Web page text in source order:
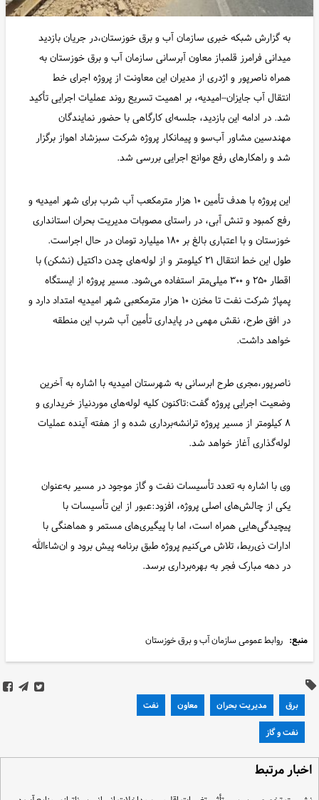
به گزارش شبکه خبری سازمان آب و برق خوزستان،در جریان بازدید
میدانی فرامرز قلمباز معاون آبرسانی سازمان آب و برق خوزستان به
همراه ناصرپور و اژدری از مدیران این معاونت از پروژه اجرای خط
انتقال آب جایزان–امیدیه، بر اهمیت تسریع روند عملیات اجرایی تأکید
شد. در ادامه این بازدید، جلسه‌ای کارگاهی با حضور نمایندگان
مهندسین مشاور آب‌سو و پیمانکار پروژه شرکت سبزشاد اهواز برگزار
شد و راهکارهای رفع موانع اجرایی بررسی شد.
این پروژه با هدف تأمین ۱۰ هزار مترمکعب آب شرب برای شهر امیدیه و
رفع کمبود و تنش آبی، در راستای مصوبات مدیریت بحران استانداری
خوزستان و با اعتباری بالغ بر ۱۸۰ میلیارد تومان در حال اجراست.
طول این خط انتقال ۲۱ کیلومتر و از لوله‌های چدن داکتیل (نشکن) با
اقطار ۲۵۰ و ۳۰۰ میلی‌متر استفاده می‌شود. مسیر پروژه از ایستگاه
پمپاژ شرکت نفت تا مخزن ۱۰ هزار مترمکعبی شهر امیدیه امتداد دارد و
در افق طرح، نقش مهمی در پایداری تأمین آب شرب این منطقه
خواهد داشت.
ناصرپور،مجری طرح ابرسانی به شهرستان امیدیه با اشاره به آخرین
وضعیت اجرایی پروژه گفت:تاکنون کلیه لوله‌های موردنیاز خریداری و
۸ کیلومتر از مسیر پروژه ترانشه‌برداری شده و از هفته آینده عملیات
لوله‌گذاری آغاز خواهد شد.
وی با اشاره به تعدد تأسیسات نفت و گاز موجود در مسیر به‌عنوان
یکی از چالش‌های اصلی پروژه، افزود:عبور از این تأسیسات با
پیچیدگی‌هایی همراه است، اما با پیگیری‌های مستمر و هماهنگی با
ادارات ذی‌ربط، تلاش می‌کنیم پروژه طبق برنامه پیش برود و ان‌شاءالله
در دهه مبارک فجر به بهره‌برداری برسد.
منبع: روابط عمومی سازمان آب و برق خوزستان
برق مدیریت بحران معاون نفت
نفت و گاز
اخبار مرتبط